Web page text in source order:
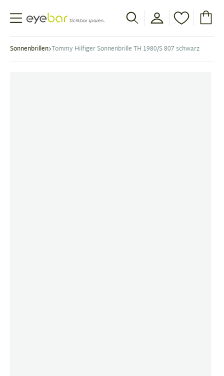
Abele Optic
Sonnenbrillen Tommy Hilfiger Sonnenbrille TH 1980/S 807 schwarz